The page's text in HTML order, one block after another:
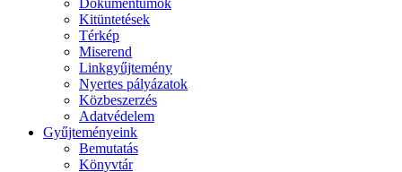
Dokumentumok
Kitüntetések
Térkép
Miserend
Linkgyűjtemény
Nyertes pályázatok
Közbeszerzés
Adatvédelem
Gyűjteményeink
Bemutatás
Könyvtár